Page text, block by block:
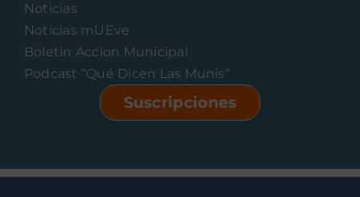
Noticias
Noticias mUEve
Boletin Accion Municipal
Podcast “Qué Dicen Las Munis”
Suscripciones